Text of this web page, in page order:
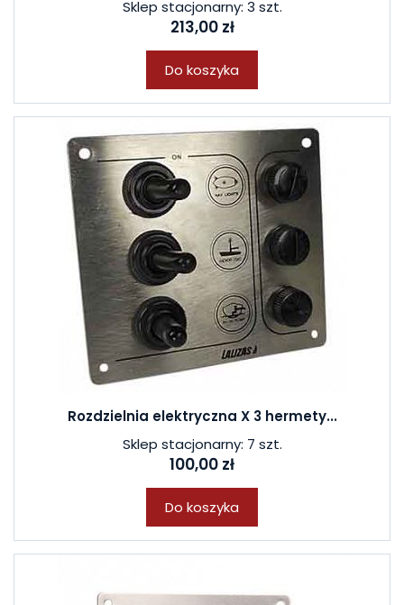
Sklep stacjonarny: 3 szt.
213,00 zł
Do koszyka
Rozdzielnia elektryczna X 3 hermety...
Sklep stacjonarny: 7 szt.
100,00 zł
Do koszyka